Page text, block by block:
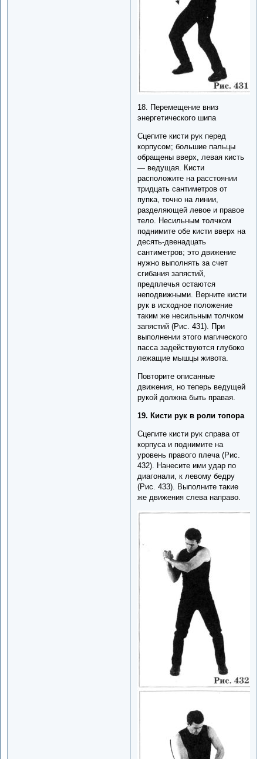
18. Перемещение вниз
энергетического шипа
Сцепите кисти рук перед
корпусом; большие пальцы
обращены вверх, левая кисть
— ведущая. Кисти
расположите на расстоянии
тридцать сантиметров от
пупка, точно на линии,
разделяющей левое и правое
тело. Несильным толчком
поднимите обе кисти вверх на
десять-двенадцать
сантиметров; это движение
нужно выполнять за счет
сгибания запястий,
предплечья остаются
неподвижными. Верните кисти
рук в исходное положение
таким же несильным толчком
запястий (Рис. 431). При
выполнении этого магического
пасса задействуются глубоко
лежащие мышцы живота.
Повторите описанные
движения, но теперь ведущей
рукой должна быть правая.
19. Кисти рук в роли топора
Сцепите кисти рук справа от
корпуса и поднимите на
уровень правого плеча (Рис.
432). Нанесите ими удар по
диагонали, к левому бедру
(Рис. 433). Выполните такие
же движения слева направо.